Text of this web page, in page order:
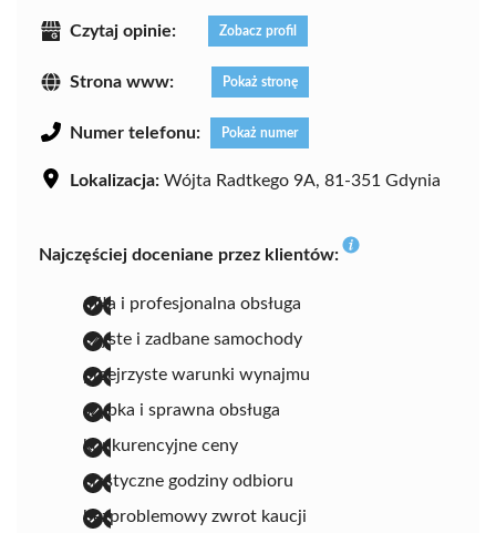
Czytaj opinie: Zobacz profil
Strona www: Pokaż stronę
Numer telefonu: Pokaż numer
Lokalizacja: Wójta Radtkego 9A, 81-351 Gdynia
Najczęściej doceniane przez klientów:
miła i profesjonalna obsługa
czyste i zadbane samochody
przejrzyste warunki wynajmu
szybka i sprawna obsługa
konkurencyjne ceny
elastyczne godziny odbioru
bezproblemowy zwrot kaucji